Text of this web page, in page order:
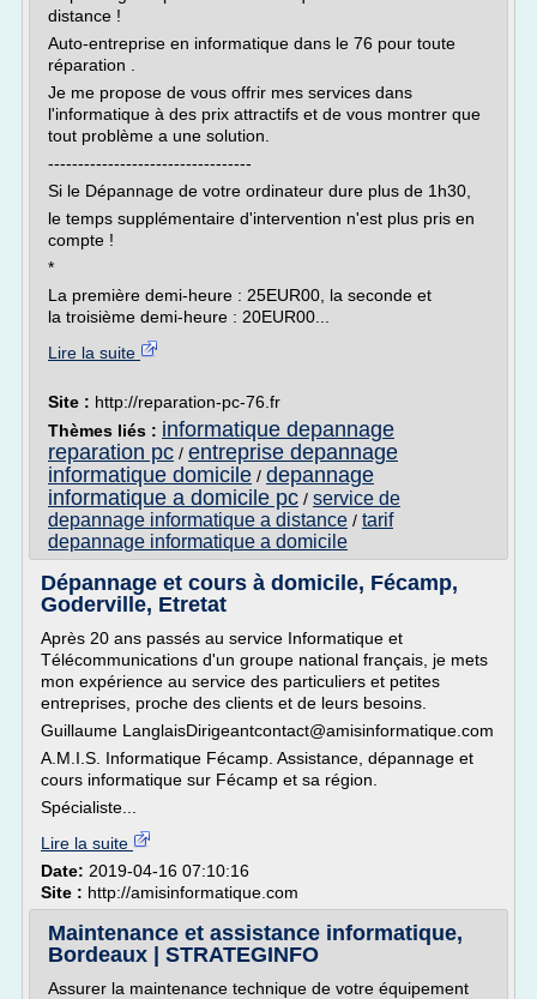
distance !
Auto-entreprise en informatique dans le 76 pour toute
réparation .
Je me propose de vous offrir mes services dans
l'informatique à des prix attractifs et de vous montrer que
tout problème a une solution.
----------------------------------
Si le Dépannage de votre ordinateur dure plus de 1h30,
le temps supplémentaire d'intervention n'est plus pris en
compte !
*
La première demi-heure : 25EUR00, la seconde et
la troisième demi-heure : 20EUR00...
Lire la suite
Site : http://reparation-pc-76.fr
Thèmes liés : informatique depannage
reparation pc / entreprise depannage
informatique domicile / depannage
informatique a domicile pc / service de
depannage informatique a distance / tarif
depannage informatique a domicile
Dépannage et cours à domicile, Fécamp,
Goderville, Etretat
Après 20 ans passés au service Informatique et
Télécommunications d'un groupe national français, je mets
mon expérience au service des particuliers et petites
entreprises, proche des clients et de leurs besoins.
Guillaume LanglaisDirigeantcontact@amisinformatique.com
A.M.I.S. Informatique Fécamp. Assistance, dépannage et
cours informatique sur Fécamp et sa région.
Spécialiste...
Lire la suite
Date: 2019-04-16 07:10:16
Site : http://amisinformatique.com
Maintenance et assistance informatique,
Bordeaux | STRATEGINFO
Assurer la maintenance technique de votre équipement